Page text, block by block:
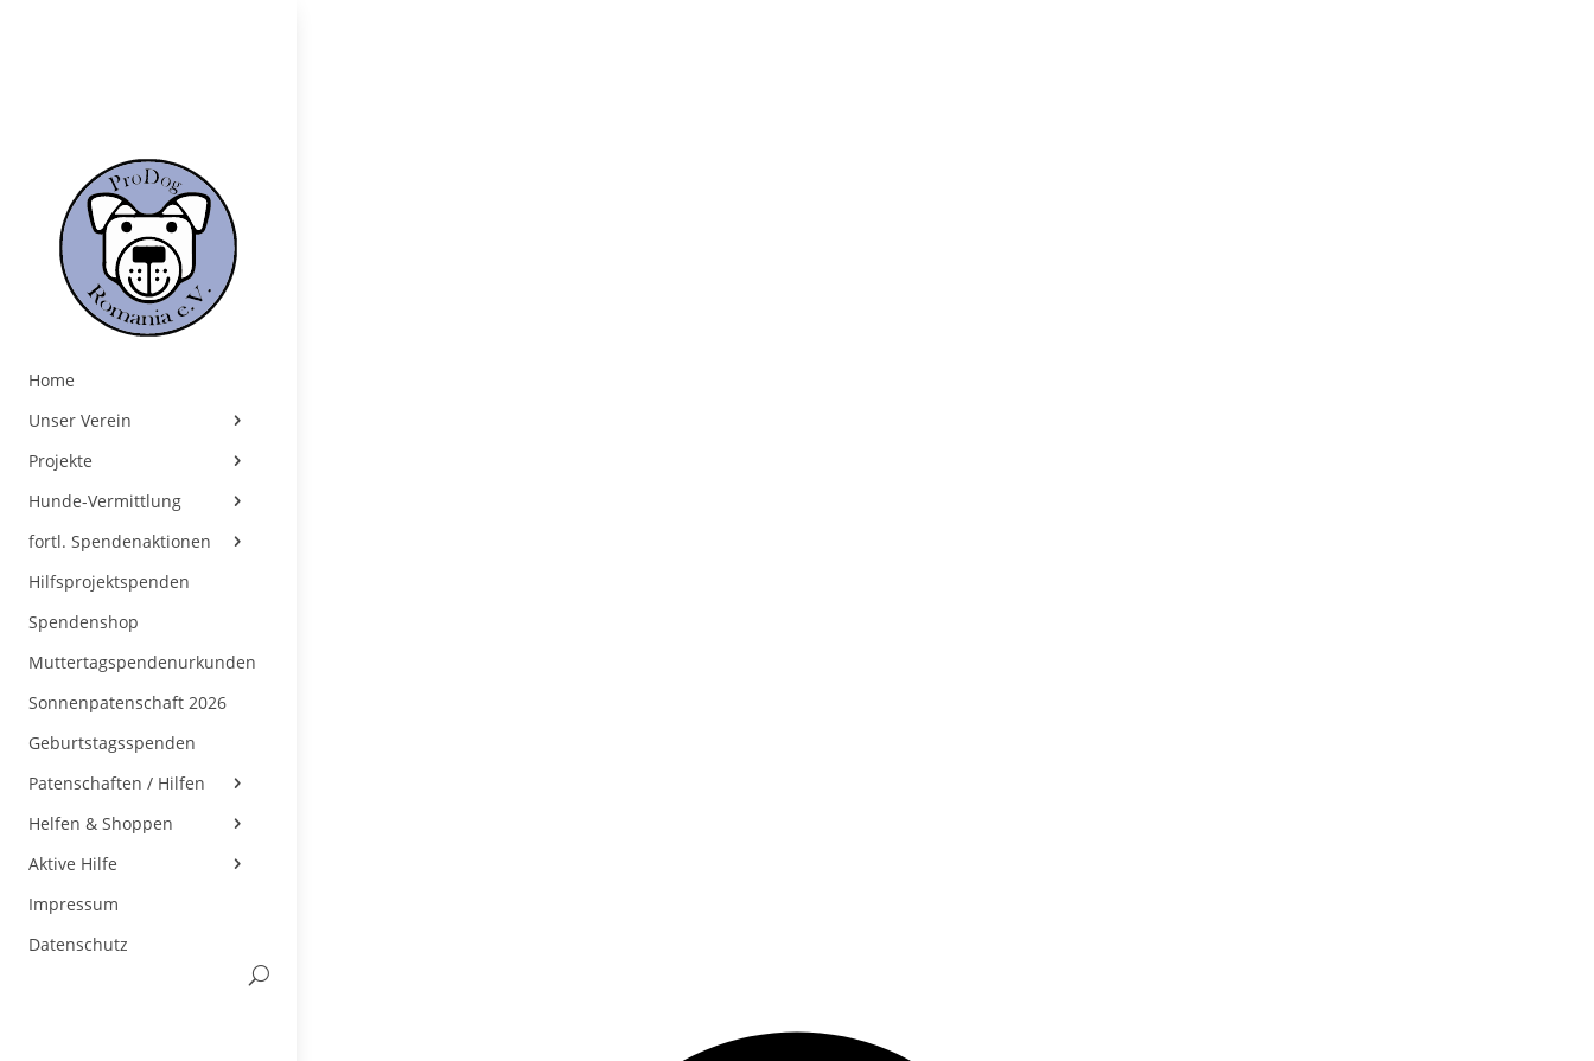
Home
Unser Verein
Projekte
Hunde-Vermittlung
fortl. Spendenaktionen
Hilfsprojektspenden
Spendenshop
Muttertagspendenurkunden
Sonnenpatenschaft 2026
Geburtstagsspenden
Patenschaften / Hilfen
Helfen & Shoppen
Aktive Hilfe
Impressum
Datenschutz